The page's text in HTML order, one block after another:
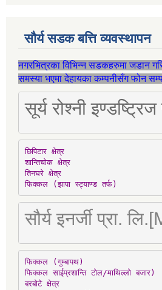
सौर्य सडक बत्ति व्यवस्थापन
नगरभित्रका विभिन्न सडकहरुमा जडान
समस्या भएमा देहायका कम्पनीसँग फोन
सूर्य रोश्नी
छिपिटार क्षेत्र
शान्तिचोक क्षेत्र
तिनघरे क्षेत्र
फिक्कल (झापा स्ट्याण्ड तर्फ)
सौर्य इनर्जी प्रा.
फिक्कल (गुम्बापथ)
फिक्कल साईप्रशान्ति टोल/माथिल्लो बजार)
बरबोटे क्षेत्र